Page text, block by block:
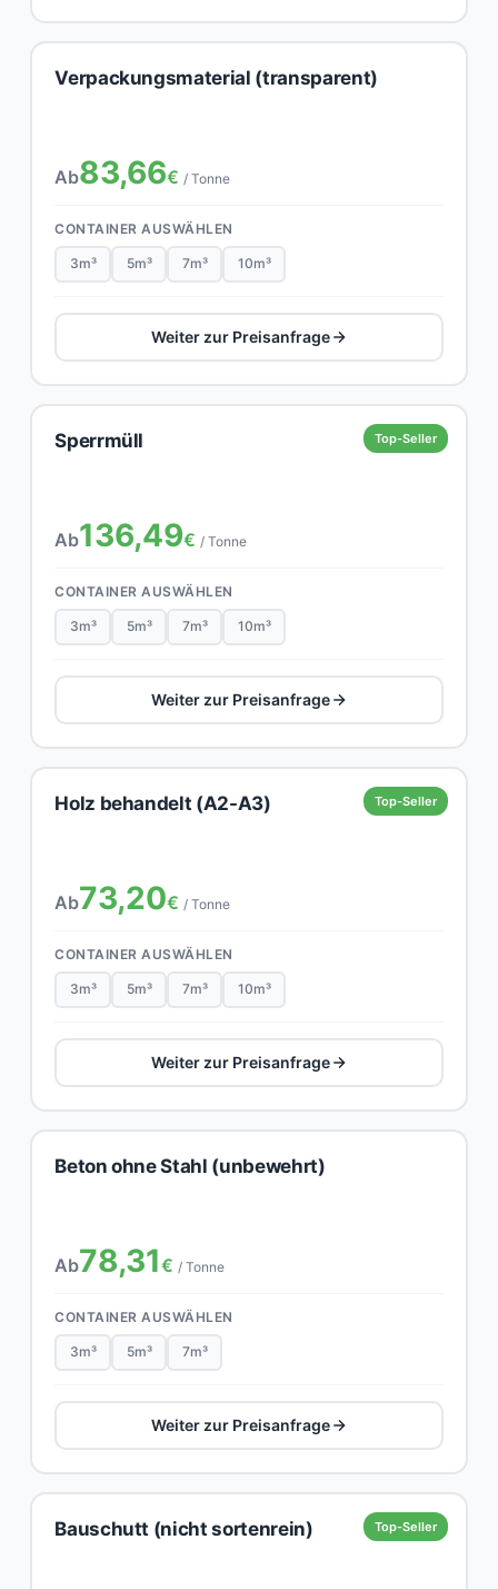
Verpackungsmaterial (transparent)
Ab83,66€ / Tonne
CONTAINER AUSWÄHLEN
3m³ 5m³ 7m³ 10m³
Weiter zur Preisanfrage
Top-Seller
Sperrmüll
Ab136,49€ / Tonne
CONTAINER AUSWÄHLEN
3m³ 5m³ 7m³ 10m³
Weiter zur Preisanfrage
Top-Seller
Holz behandelt (A2-A3)
Ab73,20€ / Tonne
CONTAINER AUSWÄHLEN
3m³ 5m³ 7m³ 10m³
Weiter zur Preisanfrage
Beton ohne Stahl (unbewehrt)
Ab78,31€ / Tonne
CONTAINER AUSWÄHLEN
3m³ 5m³ 7m³
Weiter zur Preisanfrage
Top-Seller
Bauschutt (nicht sortenrein)